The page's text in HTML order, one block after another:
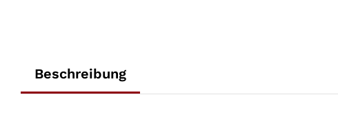
Beschreibung